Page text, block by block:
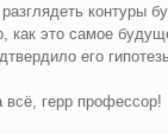
контуры
как это самое
его
всё, герр профессор!